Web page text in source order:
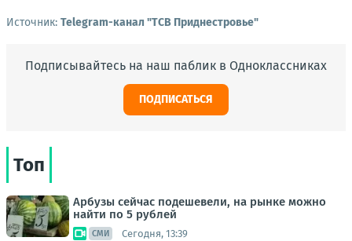
Источник: Telegram-канал "ТСВ Приднестровье"
Подписывайтесь на наш паблик в Одноклассниках
ПОДПИСАТЬСЯ
Топ
Арбузы сейчас подешевели, на рынке можно
найти по 5 рублей
СМИ Сегодня, 13:39